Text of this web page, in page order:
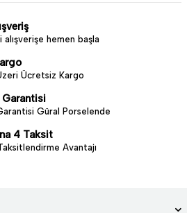
alışverişe hemen başla
Ücretsiz Kargo
Garantisi
Güral Porselende
4 Taksit
Avantajı